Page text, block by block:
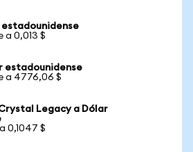
estadounidense
a 0,013 $
estadounidense
a 4776,06 $
Legacy a Dólar
0,1047 $